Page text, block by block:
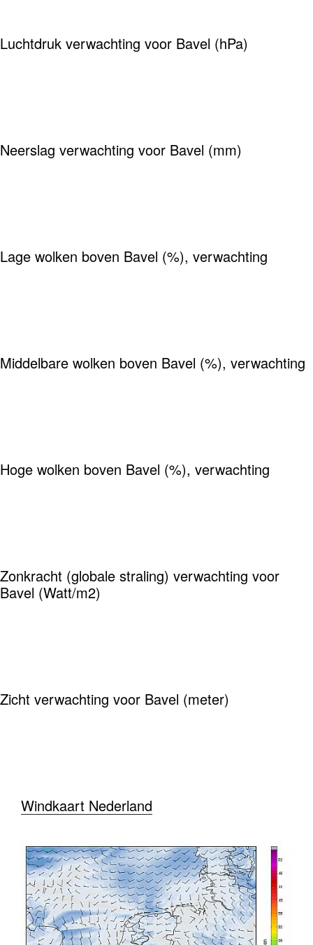
Luchtdruk verwachting voor Bavel (hPa)
Neerslag verwachting voor Bavel (mm)
Lage wolken boven Bavel (%), verwachting
Middelbare wolken boven Bavel (%), verwachting
Hoge wolken boven Bavel (%), verwachting
Zonkracht (globale straling) verwachting voor
Bavel (Watt/m2)
Zicht verwachting voor Bavel (meter)
Windkaart Nederland